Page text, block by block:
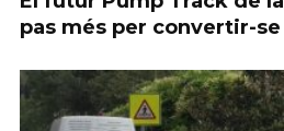
pas més per convertir-